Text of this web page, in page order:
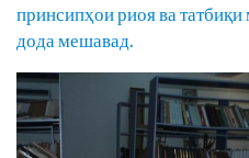
принсипҳои риоя ва
дода мешавад.